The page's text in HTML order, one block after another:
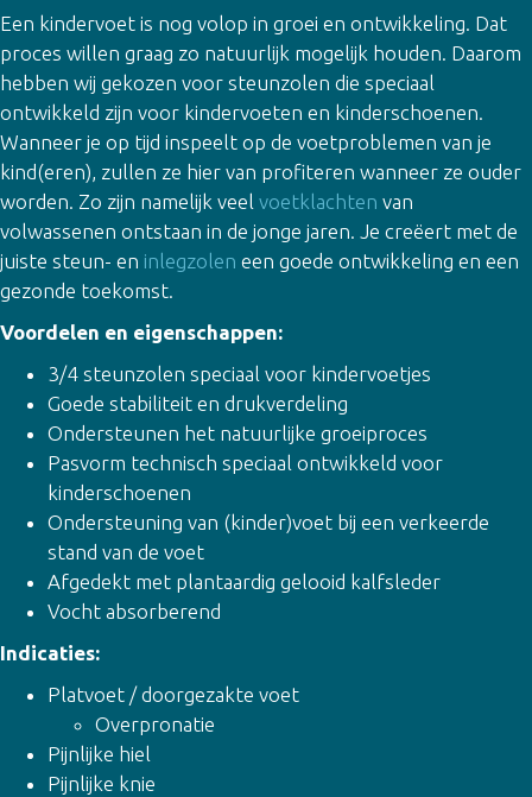
Een kindervoet is nog volop in groei en ontwikkeling. Dat
proces willen graag zo natuurlijk mogelijk houden. Daarom
hebben wij gekozen voor steunzolen die speciaal
ontwikkeld zijn voor kindervoeten en kinderschoenen.
Wanneer je op tijd inspeelt op de voetproblemen van je
kind(eren), zullen ze hier van profiteren wanneer ze ouder
worden. Zo zijn namelijk veel voetklachten van
volwassenen ontstaan in de jonge jaren. Je creëert met de
juiste steun- en inlegzolen een goede ontwikkeling en een
gezonde toekomst.
Voordelen en eigenschappen:
3/4 steunzolen speciaal voor kindervoetjes
Goede stabiliteit en drukverdeling
Ondersteunen het natuurlijke groeiproces
Pasvorm technisch speciaal ontwikkeld voor
kinderschoenen
Ondersteuning van (kinder)voet bij een verkeerde
stand van de voet
Afgedekt met plantaardig gelooid kalfsleder
Vocht absorberend
Indicaties:
Platvoet / doorgezakte voet
Overpronatie
Pijnlijke hiel
Pijnlijke knie